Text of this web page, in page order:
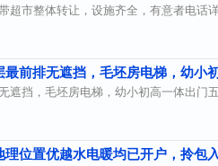
超市整体转让，设施齐全，有意者电话
最前排无遮挡，毛坯房电梯，幼小
遮挡，毛坯房电梯，幼小初高一体出门
位置优越水电暖均已开户，拎包